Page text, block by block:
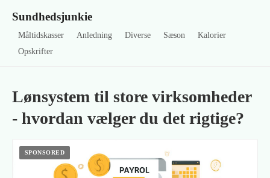
Sundhedsjunkie
Måltidskasser Anledning Diverse Sæson
Kalorier
Opskrifter
Lønsystem til store virksomheder
- hvordan vælger du det rigtige?